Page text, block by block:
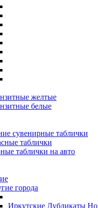
желтые
белые
сувенирные таблички
таблички
таблички на авто
города
Иркутские Дубликаты